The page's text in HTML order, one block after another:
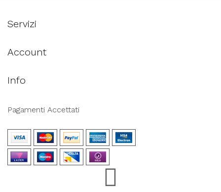
Servizi
Account
Info
Pagamenti Accettati